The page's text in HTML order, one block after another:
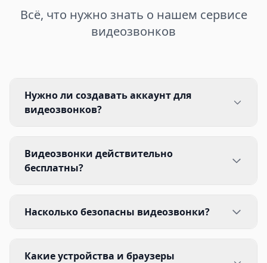
Всё, что нужно знать о нашем сервисе
видеозвонков
Нужно ли создавать аккаунт для
видеозвонков?
Видеозвонки действительно
бесплатны?
Насколько безопасны видеозвонки?
Какие устройства и браузеры